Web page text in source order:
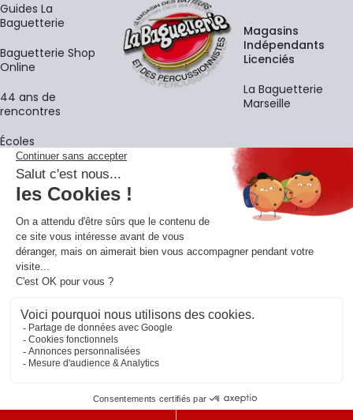
Guides La
Baguetterie
Baguetterie Shop
Online
44 ans de
rencontres
Écoles
Magasins
Indépendants
Licenciés
La Baguetterie
Marseille
La newsletter
Adresse e-mail
En vous inscrivant à notre newsletter, vous acceptez notre
confidentialité.
Retrouvons-nous sur